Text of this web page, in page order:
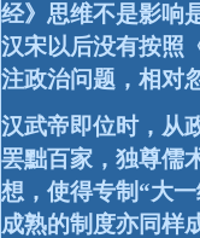
经》思维不是影响
汉宋以后没有按照
注政治问题，相对
汉武帝即位时，从
罢黜百家，独尊儒
想，使得专制“大
成熟的制度亦同样